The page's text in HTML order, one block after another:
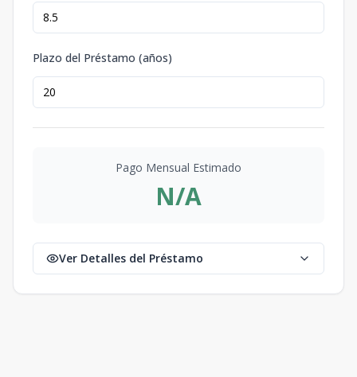
Plazo del Préstamo (años)
Pago Mensual Estimado
N/A
Ver Detalles del Préstamo